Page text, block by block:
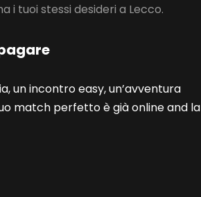
i tuoi stessi desideri a Lecco.
un incontro easy, un’avventura
match perfetto è già online and la